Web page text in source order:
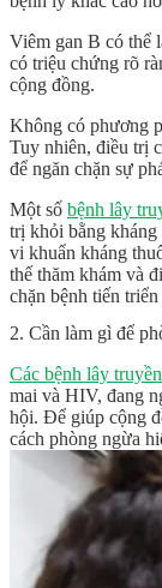
Viêm gan B có thể
có triệu chứng rõ
cộng đồng.
Không có phương
Tuy nhiên, điều trị
để ngăn chặn sự
Một số bệnh lây
trị khỏi bằng
vi khuẩn kháng
thế thăm khám và
chặn bệnh tiến
2. Cần làm gì để
Các bệnh lây
mai và HIV, đang
hội. Để giúp cộng
cách phòng ngừa